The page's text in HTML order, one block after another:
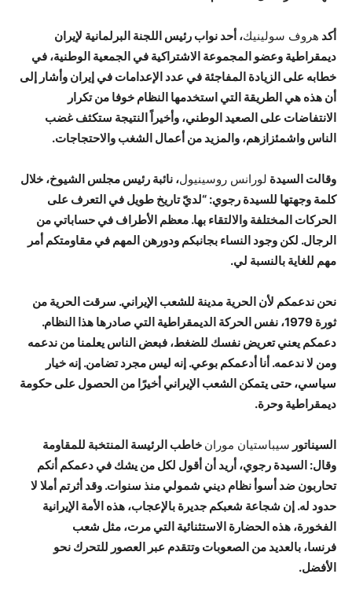
أكد هروف سولينيك، أحد نواب رئيس اللجنة البرلمانية لإيران
ديمقراطية وعضو المجموعة الاشتراكية في الجمعية الوطنية، في
خطابه على الزيادة المفاجئة في عدد الإعدامات في إيران وأشار إلى
أن هذه هي الطريقة التي استخدمها النظام خوفا من تكرار
الانتفاضات على الصعيد الوطني، وأخيراً النتيجة ستكثف غضب
الناس واشمئزازهم، والمزيد من أعمال الشغب والاحتجاجات.
وقالت السيدة لورانس روسينيول، نائبة رئيس مجلس الشيوخ، خلال
كلمة وجهتها للسيدة رجوي: “لديّ تاريخ طويل في التعرف على
الحركات المختلفة والالتقاء بها. معظم الأطراف في حساباتي من
الرجال. لكن وجود النساء بجانبكم ودورهن المهم في مقاومتكم أمر
مهم للغاية بالنسبة لي.
نحن ندعمكم لأن الحرية مدينة للشعب الإيراني. سرقت الحرية من
ثورة 1979، نفس الحركة الديمقراطية التي صادرها هذا النظام.
دعمكم يعني تعريض نفسك للضغط، فبعض الناس يعلمنا من ندعمه
ومن لا ندعمه. أنا أدعمكم بوعي. إنه ليس مجرد تضامن. إنه خيار
سياسي، حتى يتمكن الشعب الإيراني أخيرًا من الحصول على حكومة
ديمقراطية وحرة.
السيناتور سيباستيان موران خاطب الرئيسة المنتخبة للمقاومة
وقال: السيدة رجوي، أريد أن أقول لكل من يشك في دعمكم أنكم
تحاربون ضد أسوأ نظام ديني شمولي منذ سنوات. وقد أثرتم أملا لا
حدود له. إن شجاعة شعبكم جديرة بالإعجاب، هذه الأمة الإيرانية
الفخورة، هذه الحضارة الاستثنائية التي مرت، مثل شعب
فرنسا، بالعديد من الصعوبات وتتقدم عبر العصور للتحرك نحو
الأفضل.